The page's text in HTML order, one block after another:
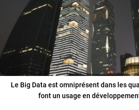
Le Big Data est omniprésent dans les
font un usage en